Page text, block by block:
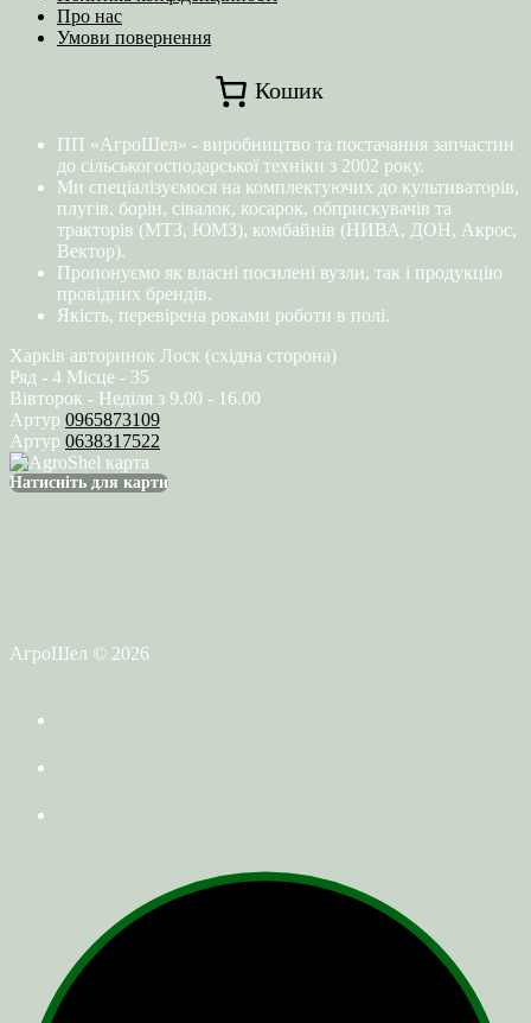
Про нас
Умови повернення
Кошик
ПП «АгроШел» - виробництво та постачання запчастин
до сільськогосподарської техніки з 2002 року.
Ми спеціалізуємося на комплектуючих до культиваторів,
плугів, борін, сівалок, косарок, обприскувачів та
тракторів (МТЗ, ЮМЗ), комбайнів (НИВА, ДОН, Акрос,
Вектор).
Пропонуємо як власні посилені вузли, так і продукцію
провідних брендів.
Якість, перевірена роками роботи в полі.
Харків авторинок Лоск (східна сторона)
Ряд - 4 Місце - 35
Вівторок - Неділя з 9.00 - 16.00
Артур 0965873109
Артур 0638317522
Натисніть для карти
АгроШел © 2026